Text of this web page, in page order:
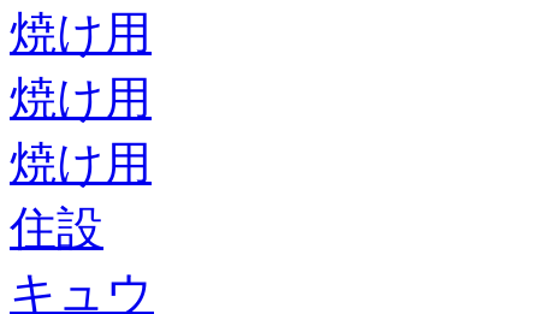
焼け用
焼け用
焼け用
住設
キュウ